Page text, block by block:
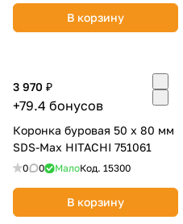
В корзину
3 970 ₽
+79.4 бонусов
Коронка буровая 50 х 80 мм
SDS-Max HITACHI 751061
0 0 МалоКод. 15300
В корзину
недели